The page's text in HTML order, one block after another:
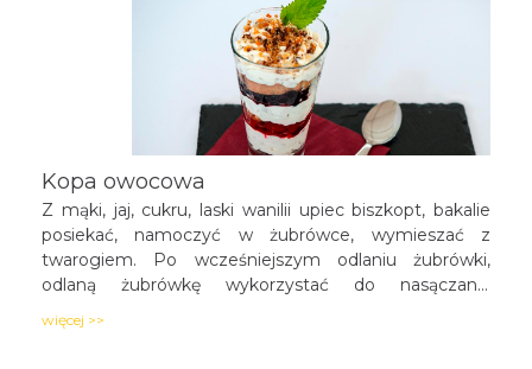
Kopa owocowa
Z mąki, jaj, cukru, laski wanilii upiec biszkopt, bakalie
posiekać, namoczyć w żubrówce, wymieszać z
twarogiem. Po wcześniejszym odlaniu żubrówki,
odlaną żubrówkę wykorzystać do nasączania
serową i owocami.
więcej >>